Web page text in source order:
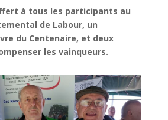
à tous les participants au
de Labour, un
du Centenaire, et deux
les vainqueurs.